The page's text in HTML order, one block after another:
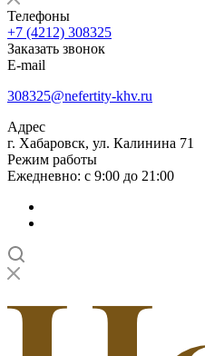
Телефоны
+7 (4212) 308325
Заказать звонок
E-mail
308325@nefertity-khv.ru
Адрес
г. Хабаровск, ул. Калинина 71
Режим работы
Ежедневно: с 9:00 до 21:00